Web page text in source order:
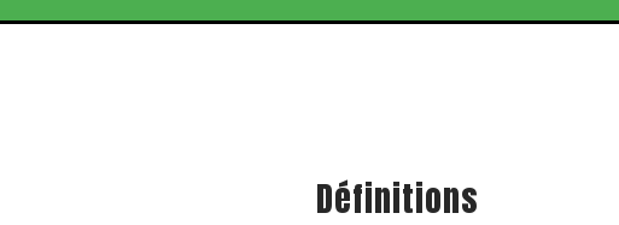
Définitions